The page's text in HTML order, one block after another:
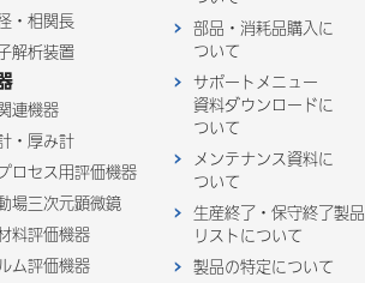
・相関長
解析装置
連機器
・厚み計
ロセス用評価機器
場三次元顕微鏡
料評価機器
ム評価機器
部品・消耗品購入に
ついて
サポートメニュー
資料ダウンロードに
ついて
メンテナンス資料に
ついて
生産終了・保守終了製品
リストについて
製品の特定について